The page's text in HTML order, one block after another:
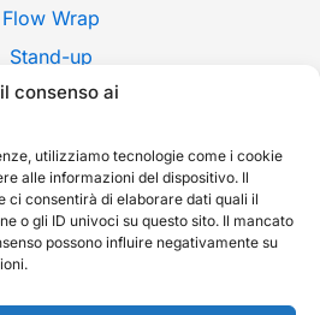
consenso ai
utilizziamo tecnologie come i cookie
alle informazioni del dispositivo. Il
ci consentirà di elaborare dati quali il
o gli ID univoci su questo sito. Il mancato
possono influire negativamente su
Flow Wrap
Stand-up
Applicazioni
Fiere
News
Contatti